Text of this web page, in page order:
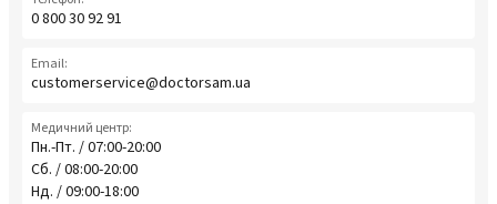
0 800 30 92 91
Email:
customerservice@doctorsam.ua
Медичний центр:
Пн.-Пт. / 07:00-20:00
Сб. / 08:00-20:00
Нд. / 09:00-18:00